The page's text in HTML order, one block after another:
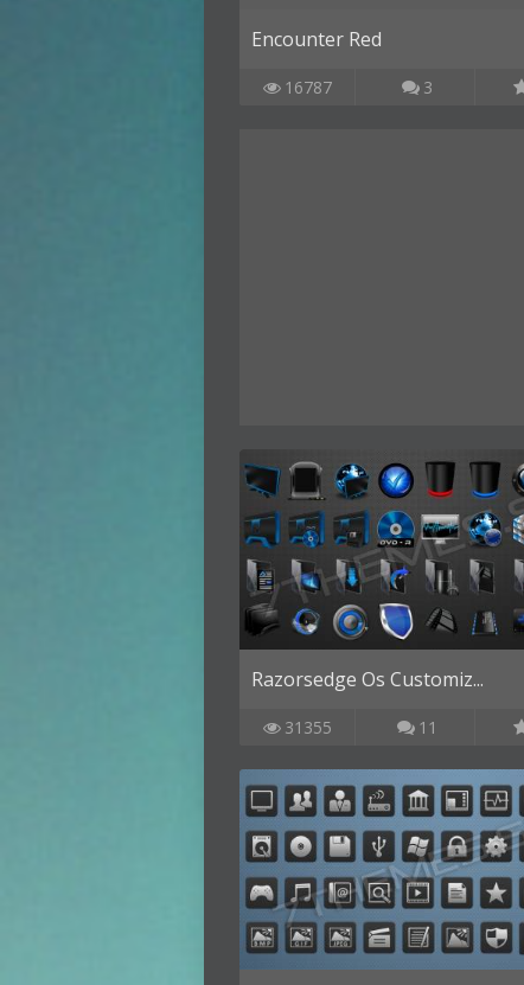
Encounter Red
16787 3
Razorsedge Os Customiz...
31355 11